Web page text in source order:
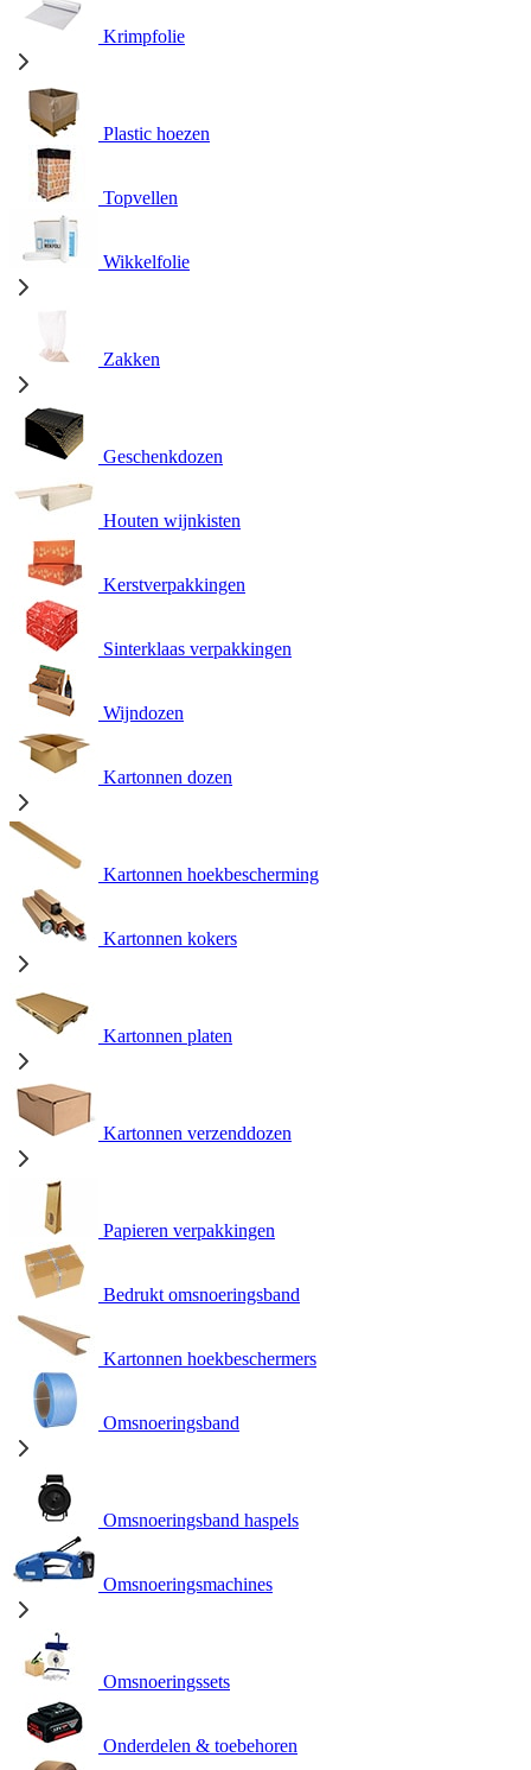
Krimpfolie
Plastic hoezen
Topvellen
Wikkelfolie
Zakken
Geschenkdozen
Houten wijnkisten
Kerstverpakkingen
Sinterklaas verpakkingen
Wijndozen
Kartonnen dozen
Kartonnen hoekbescherming
Kartonnen kokers
Kartonnen platen
Kartonnen verzenddozen
Papieren verpakkingen
Bedrukt omsnoeringsband
Kartonnen hoekbeschermers
Omsnoeringsband
Omsnoeringsband haspels
Omsnoeringsmachines
Omsnoeringssets
Onderdelen & toebehoren